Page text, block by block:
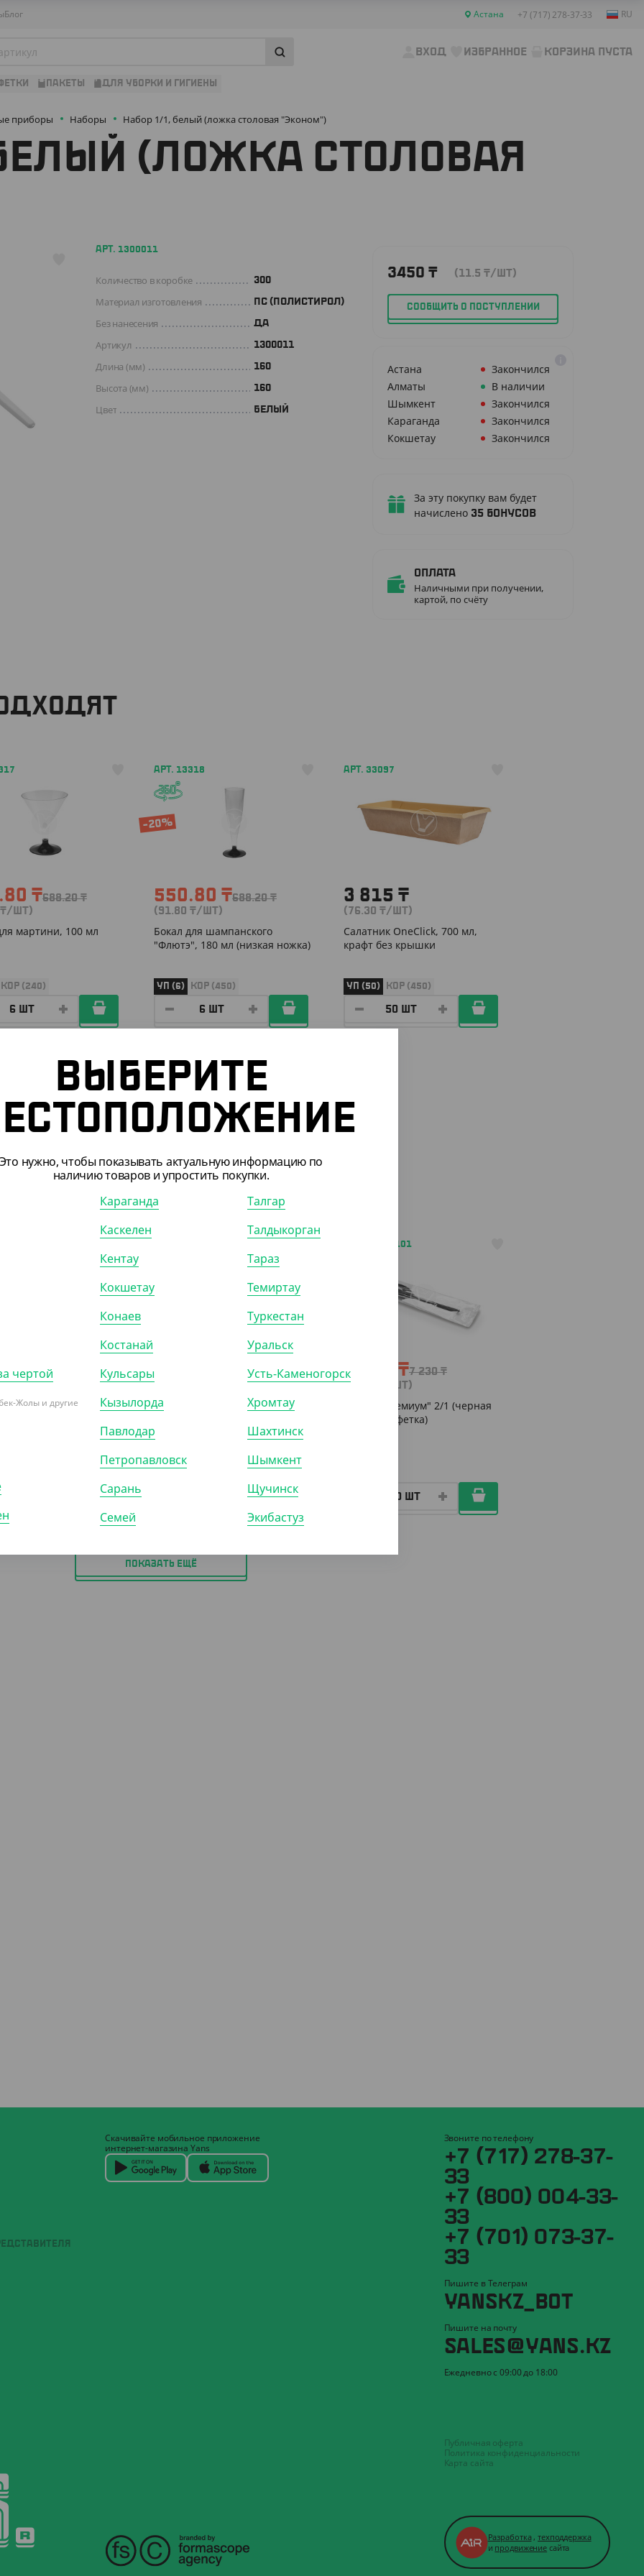
Блог Астана +7 (717) 278-37-33 RU
ВХОД ИЗБРАННОЕ КОРЗИНА ПУСТА
ПАКЕТЫ ДЛЯ УБОРКИ И ГИГИЕНЫ
приборы Наборы Набор 1/1, белый (ложка столовая "Эконом")
(ЛОЖКА СТОЛОВАЯ
3450 ₸ (11.5 ₸/ШТ)
СООБЩИТЬ О ПОСТУПЛЕНИИ
Астана
Закончился
Алматы
В наличии
Шымкент
Закончился
Караганда
Закончился
Кокшетау
Закончился
За эту покупку вам будет
начислено 35 бонусов
Оплата
Наличными при получении,
картой, по счёту
АРТ. 1300011
Количество в коробке 300
Материал изготовления ПС (ПОЛИСТИРОЛ)
Без нанесения ДА
Артикул 1300011
Длина (мм) 160
Высота (мм) 160
Цвет БЕЛЫЙ
₸688.20₸
₸/ШТ)
мартини, 100 мл
КОР (240)
АРТ. 13318
-20%
550.80 ₸688.20₸
(91.80 ₸/ШТ)
Бокал для шампанского
"Флютэ", 180 мл (низкая ножка)
УП (6) КОР (450)
АРТ. 33097
3 815 ₸
(76.30 ₸/ШТ)
Салатник OneClick, 700 мл,
крафт без крышки
УП (50) КОР (450)
ПОКАЗАТЬ ЕЩЁ
₸8 700
₸/ШТ)
2/1, белый
-16%
8 310 9 900₸
(27.70
Набор "Эконом" 3/1, белый
салфетка белая), 300 шт/кор
АРТ. 13000101
5 790 ₸7 230₸
(19.30
/ШТ)
Набор "Премиум" 2/1 (черная
ложка, салфетка)
ПОКАЗАТЬ ЕЩЁ
Скачивайте мобильное приложение
интернет-магазина Yans
Звоните по телефону
+7 (717) 278-37-
33
+7 (800) 004-33-
33
+7 (701) 073-37-
33
Пишите в Телеграм
YANSKZ_BOT
Пишите на почту
SALES@YANS.KZ
Ежедневно с 09:00 до 18:00
Публичная оферта
Политика конфиденциальности
Карта сайта
Разработка,техподдержка
и продвижение сайта
ВЫБЕРИТЕ
Это нужно, чтобы показывать актуальную информацию по
наличию товаров и упростить покупки.
чертой
Жолы и другие
Караганда
Каскелен
Кентау
Кокшетау
Конаев
Костанай
Кульсары
Кызылорда
Павлодар
Петропавловск
Сарань
Семей
Талгар
Талдыкорган
Тараз
Темиртау
Туркестан
Уральск
Усть-Каменогорск
Хромтау
Шахтинск
Шымкент
Щучинск
Экибастуз